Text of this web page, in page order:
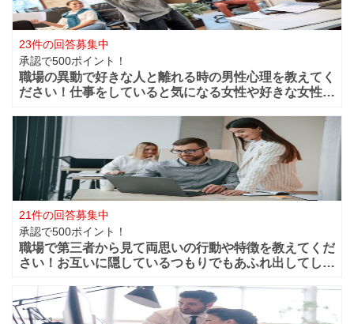
23件の回答募集中
承認で500ポイント！
職場の異動で好きな人と離れる時の男性心理を教えてく
ださい！仕事をしていると気になる女性や好きな女性な
仲良く過ごせたけど異動になってしまうと離れてしまい
ます。 男性的には好きな女性がいた場合は
21件の回答募集中
承認で500ポイント！
職場で第三者から見て両思いの行動や特徴を教えてくだ
さい！お互いに隠しているつもりでもあふれ出してしま
僚・上司から見ても、それって両想いじゃない？って行
動などってありますよね？ 第三者から見て